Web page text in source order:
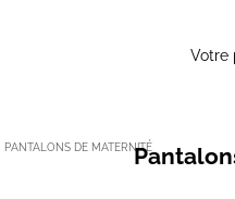
Votre
PANTALONS DE MATERNITÉ